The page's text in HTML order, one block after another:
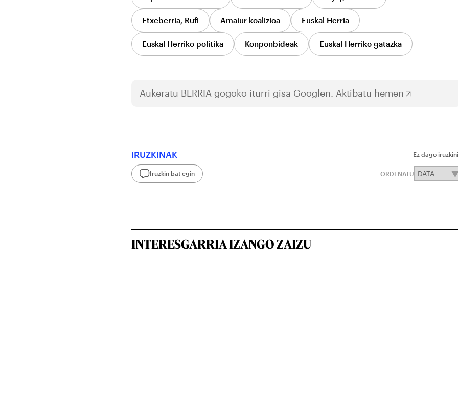
Etxeberria, Rufi Amaiur koalizioa Euskal Herria
Euskal Herriko politika Konponbideak Euskal Herriko gatazka
Aukeratu BERRIA gogoko iturri gisa Googlen. Aktibatu hemen
IRUZKINAK Ez dago
Iruzkin bat egin ORDENATU
INTERESGARRIA IZANGO ZAIZU